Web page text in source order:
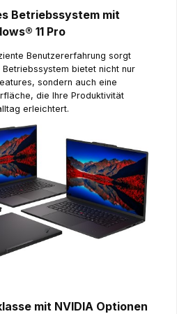
Betriebssystem mit
11 Pro
Benutzererfahrung sorgt
Betriebssystem bietet nicht nur
sondern auch eine
die Ihre Produktivität
erleichtert.
mit NVIDIA Optionen